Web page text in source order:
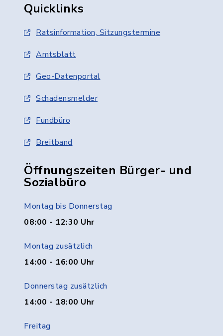
Quicklinks
Ratsinformation, Sitzungstermine
Amtsblatt
Geo-Datenportal
Schadensmelder
Fundbüro
Breitband
Öffnungszeiten Bürger- und
Sozialbüro
Montag bis Donnerstag
08:00 - 12:30 Uhr
Montag zusätzlich
14:00 - 16:00 Uhr
Donnerstag zusätzlich
14:00 - 18:00 Uhr
Freitag